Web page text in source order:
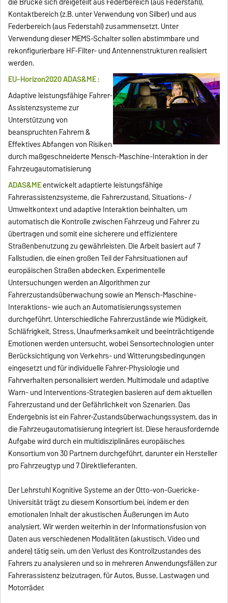
Kontaktbereich (z.B. unter Verwendung von Silber) und aus
Federbereich (aus Federstahl) zusammensetzt. Unter
Verwendung dieser MEMS-Schalter sollen abstimmbare und
rekonfigurierbare HF-Filter- und Antennenstrukturen realisiert
werden.
EU-Horizon2020ADAS&ME :
Adaptive leistungsfähige Fahrer-
Assistenzsysteme zur
Unterstützung von
beanspruchten Fahrern &
Effektives Abfangen von Risiken
durch maßgeschneiderte Mensch-Maschine-Interaktion in der
Fahrzeugautomatisierung
ADAS&MEentwickelt adaptierte leistungsfähige
Fahrerassistenzsysteme, die Fahrerzustand, Situations- /
Umweltkontext und adaptive Interaktion beinhalten, um
automatisch die Kontrolle zwischen Fahrzeug und Fahrer zu
übertragen und somit eine sicherere und effizientere
Straßenbenutzung zu gewährleisten. Die Arbeit basiert auf 7
Fallstudien, die einen großen Teil der Fahrsituationen auf
europäischen Straßen abdecken. Experimentelle
Untersuchungen werden an Algorithmen zur
Fahrerzustandsüberwachung sowie an Mensch-Maschine-
Interaktions- wie auch an Automatisierungssystemen
durchgeführt. Unterschiedliche Fahrerzustände wie Müdigkeit,
Schläfrigkeit, Stress, Unaufmerksamkeit und beeinträchtigende
Emotionen werden untersucht, wobei Sensortechnologien unter
Berücksichtigung von Verkehrs- und Witterungsbedingungen
eingesetzt und für individuelle Fahrer-Physiologie und
Fahrverhalten personalisiert werden. Multimodale und adaptive
Warn- und Interventions-Strategien basieren auf dem aktuellen
Fahrerzustand und der Gefährlichkeit von Szenarien. Das
Endergebnis ist ein Fahrer-Zustandsüberwachungssystem, das in
die Fahrzeugautomatisierung integriert ist. Diese herausfordernde
Aufgabe wird durch ein multidisziplinäres europäisches
Konsortium von 30 Partnern durchgeführt, darunter ein Hersteller
pro Fahrzeugtyp und 7 Direktlieferanten.
Der Lehrstuhl Kognitive Systeme an der Otto-von-Guericke-
Universität trägt zu diesem Konsortium bei, indem er den
emotionalen Inhalt der akustischen Äußerungen im Auto
analysiert. Wir werden weiterhin in der Informationsfusion von
Daten aus verschiedenen Modalitäten (akustisch, Video und
andere) tätig sein, um den Verlust des Kontrollzustandes des
Fahrers zu analysieren und so in mehreren Anwendungsfällen zur
Fahrerassistenz beizutragen, für Autos, Busse, Lastwagen und
Motorräder.